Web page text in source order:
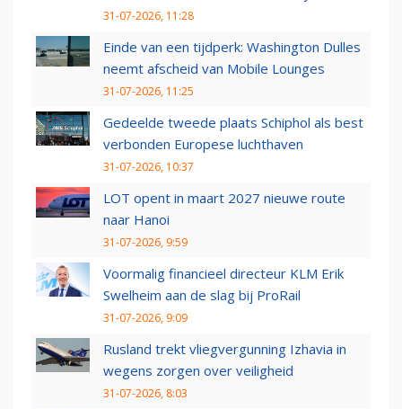
31-07-2026, 11:28
Einde van een tijdperk: Washington Dulles
neemt afscheid van Mobile Lounges
31-07-2026, 11:25
Gedeelde tweede plaats Schiphol als best
verbonden Europese luchthaven
31-07-2026, 10:37
LOT opent in maart 2027 nieuwe route
naar Hanoi
31-07-2026, 9:59
Voormalig financieel directeur KLM Erik
Swelheim aan de slag bij ProRail
31-07-2026, 9:09
Rusland trekt vliegvergunning Izhavia in
wegens zorgen over veiligheid
31-07-2026, 8:03